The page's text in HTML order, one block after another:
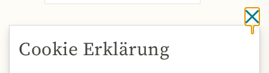
NICHT AUF LAGER
Art.Nr.: 445672#1.000
Cookie Erklärung